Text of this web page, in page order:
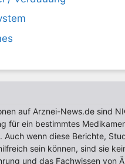
auf Arznei-News.de sind
für ein bestimmtes
Auch wenn diese Berichte,
sein können, sind sie
und das Fachwissen von